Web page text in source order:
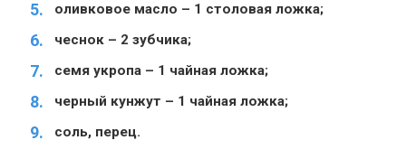
оливковое масло – 1 столовая ложка;
чеснок – 2 зубчика;
семя укропа – 1 чайная ложка;
черный кунжут – 1 чайная ложка;
соль, перец.